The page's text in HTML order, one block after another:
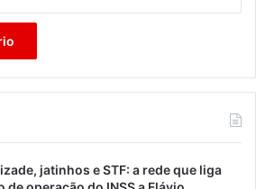
jatinhos e STF: a rede que liga